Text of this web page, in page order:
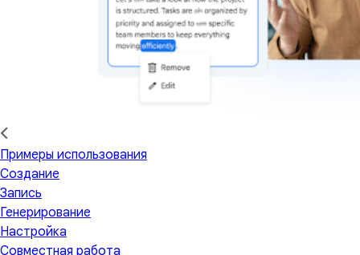
Примеры использования
Создание
Запись
Генерирование
Настройка
Совместная работа